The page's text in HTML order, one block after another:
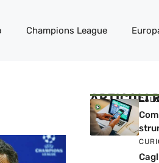
Champions League
ARTICOLI